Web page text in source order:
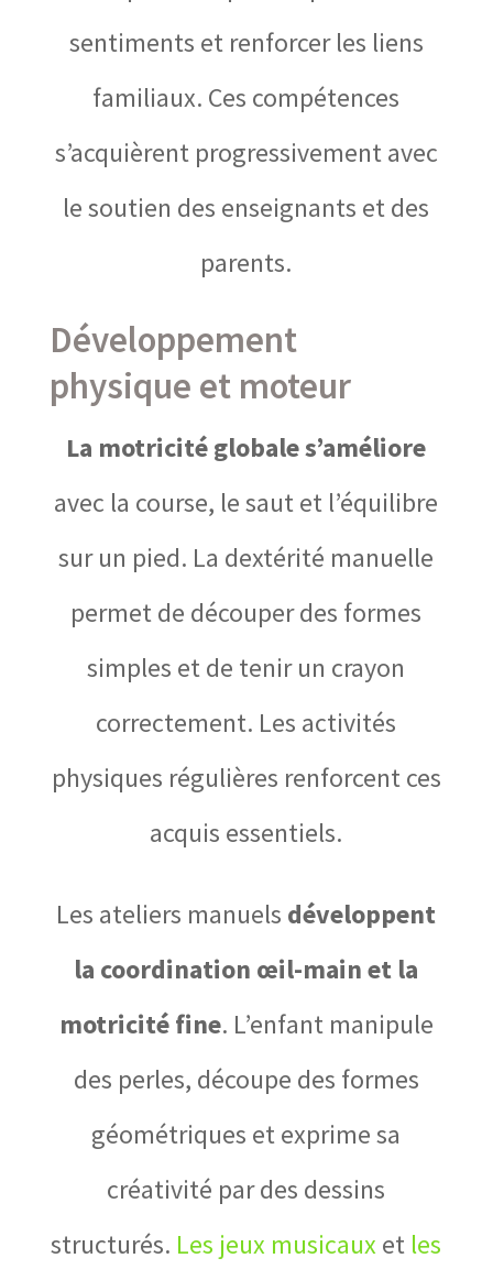
sentiments et renforcer les liens
familiaux. Ces compétences
s’acquièrent progressivement avec
le soutien des enseignants et des
parents.
Développement
physique et moteur
La motricité globale s’améliore
avec la course, le saut et l’équilibre
sur un pied. La dextérité manuelle
permet de découper des formes
simples et de tenir un crayon
correctement. Les activités
physiques régulières renforcent ces
acquis essentiels.
Les ateliers manuels développent
la coordination œil-main et la
motricité fine. L’enfant manipule
des perles, découpe des formes
géométriques et exprime sa
créativité par des dessins
structurés. Les jeux musicauxet les